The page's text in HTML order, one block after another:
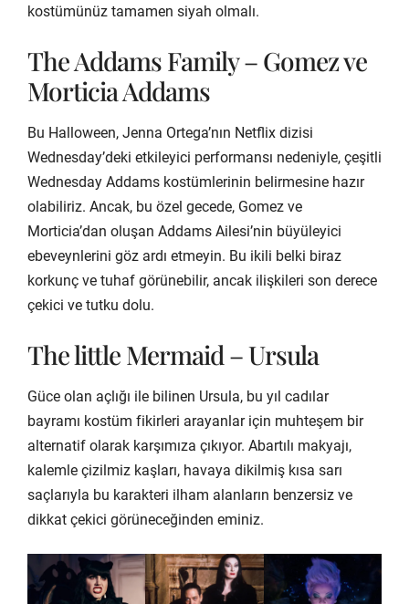
kostümünüz tamamen siyah olmalı.
The Addams Family – Gomez ve
Morticia Addams
Bu Halloween, Jenna Ortega’nın Netflix dizisi
Wednesday’deki etkileyici performansı nedeniyle, çeşitli
Wednesday Addams kostümlerinin belirmesine hazır
olabiliriz. Ancak, bu özel gecede, Gomez ve
Morticia’dan oluşan Addams Ailesi’nin büyüleyici
ebeveynlerini göz ardı etmeyin. Bu ikili belki biraz
korkunç ve tuhaf görünebilir, ancak ilişkileri son derece
çekici ve tutku dolu.
The little Mermaid – Ursula
Güce olan açlığı ile bilinen Ursula, bu yıl cadılar
bayramı kostüm fikirleri arayanlar için muhteşem bir
alternatif olarak karşımıza çıkıyor. Abartılı makyajı,
kalemle çizilmiz kaşları, havaya dikilmiş kısa sarı
saçlarıyla bu karakteri ilham alanların benzersiz ve
dikkat çekici görüneceğinden eminiz.